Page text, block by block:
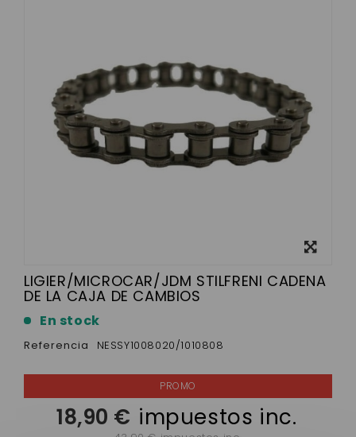
LIGIER/MICROCAR/JDM STILFRENI CADENA
DE LA CAJA DE CAMBIOS
En stock
Referencia NESSY1008020/1010808
18,90 € impuestos inc.